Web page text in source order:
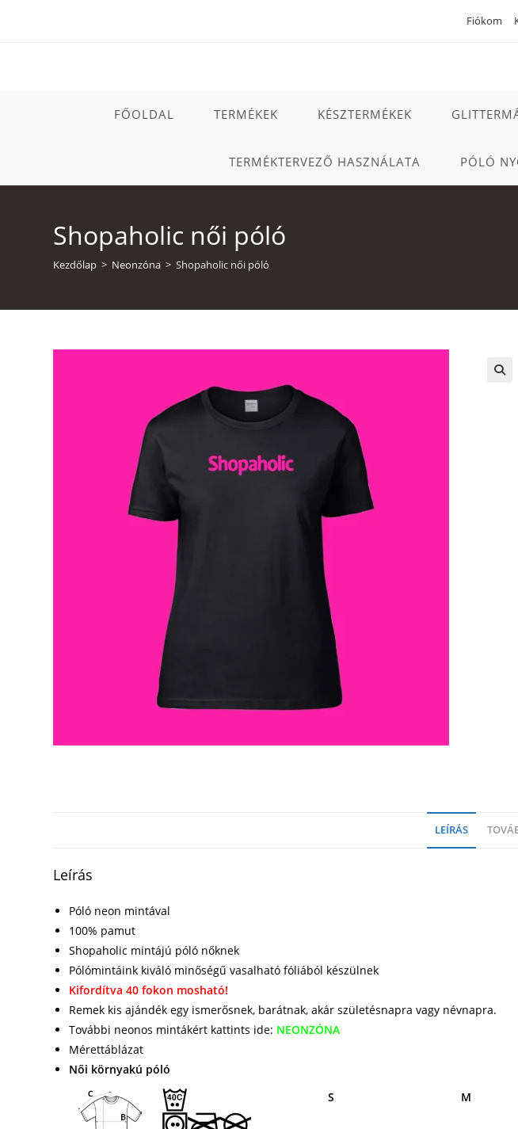
Fiókom
FŐOLDAL TERMÉKEK KÉSZTERMÉKEK
TERMÉKTERVEZŐ HASZNÁLATA PÓLÓ
Shopaholic női póló
Kezdőlap > Neonzóna > Shopaholic női póló
LEÍRÁS
Leírás
Póló neon mintával
100% pamut
Shopaholic mintájú póló nőknek
Pólómintáink kiváló minőségű vasalható fóliából készülnek
Kifordítva 40 fokon mosható!
Remek kis ajándék egy ismerősnek, barátnak, akár születésnapra vagy névnapra.
További neonos mintákért kattints ide: NEONZÓNA
Mérettáblázat
Női környakú póló
S
M